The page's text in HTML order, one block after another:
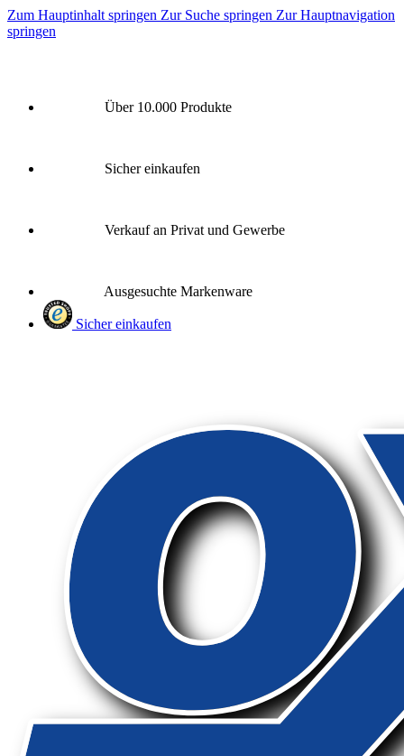
Zum Hauptinhalt springen Zur Suche springen Zur Hauptnavigation
springen
Über 10.000 Produkte
Sicher einkaufen
Verkauf an Privat und Gewerbe
Ausgesuchte Markenware
Sicher einkaufen